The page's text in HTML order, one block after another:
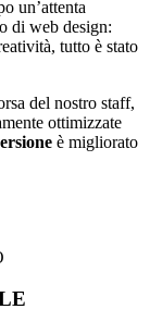
un’attenta
di web design:
tutto è stato
del nostro staff,
ottimizzate
è migliorato